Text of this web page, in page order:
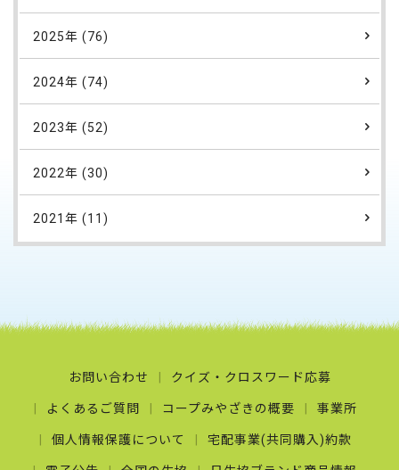
2025年 (76)
2024年 (74)
2023年 (52)
2022年 (30)
2021年 (11)
お問い合わせ クイズ・クロスワード応募
よくあるご質問 コープみやざきの概要 事業所
個人情報保護について 宅配事業(共同購入)約款